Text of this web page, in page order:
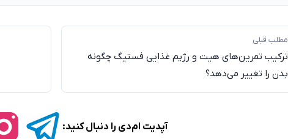
مطلب قبلی
ترکیب تمرین‌های هیت و رژیم غذایی فستیگ چگونه
بدن را تغییر می‌دهد؟
آپدیت ام‌دی را دنبال کنید: